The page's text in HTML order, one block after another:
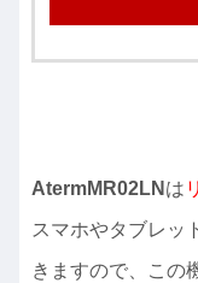
AtermMR02LN は
スマホやタブレッ
きますので、この